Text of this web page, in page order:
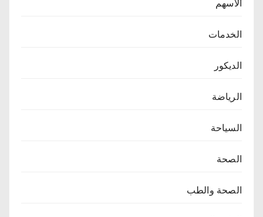
الاسهم
الخدمات
الديكور
الرياضة
السياحة
الصحة
الصحة والطب